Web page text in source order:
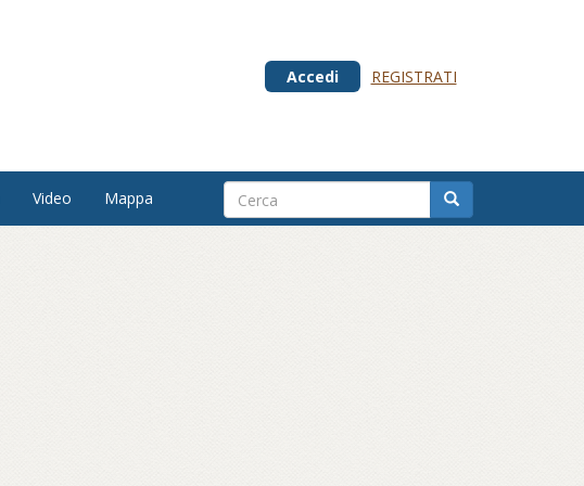
Accedi REGISTRATI
Video Mappa